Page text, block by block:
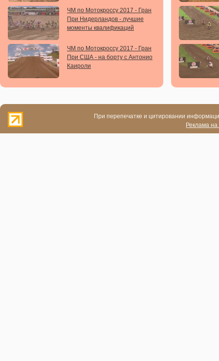
ЧМ по Мотокроссу 2017 - Гран
При Нидерландов - лучшие
моменты квалификаций
ЧМ по Мотокроссу 2017 - Гран
При США - на борту с Антонио
Каироли
При перепечатке и цитировании
Реклама на